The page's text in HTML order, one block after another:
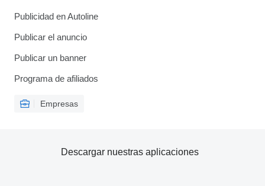
Publicidad en Autoline
Publicar el anuncio
Publicar un banner
Programa de afiliados
Empresas
Descargar nuestras aplicaciones